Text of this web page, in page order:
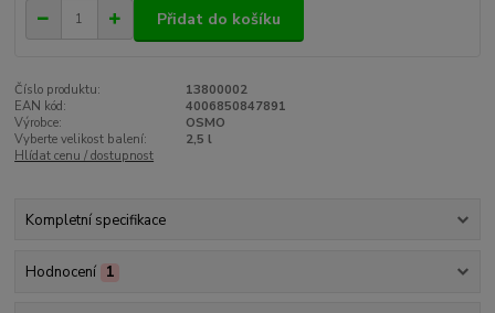
Přidat do košíku
Číslo produktu:
13800002
EAN kód:
4006850847891
Výrobce:
OSMO
Vyberte velikost balení:
2,5 l
Hlídat cenu / dostupnost
Kompletní specifikace
Hodnocení 1